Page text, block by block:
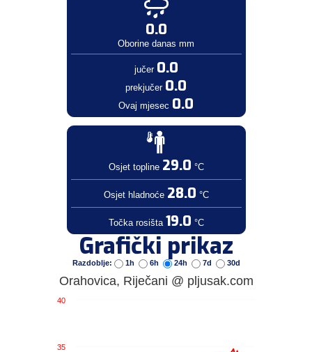
0.0
Oborine danas mm
jučer 0.0
prekjučer 0.0
Ovaj mjesec 0.0
Osjet topline 29.0 °C
Osjet hladnoće 28.0 °C
Točka rosišta 19.0 °C
Grafički prikaz
Razdoblje: 1h 6h 24h 7d 30d
Orahovica, Riječani @ pljusak.com
35
40